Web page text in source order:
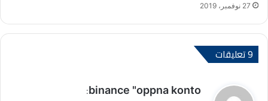
27 نوفمبر، 2019
‫9 تعليقات
ي
binance "oppna konto
: